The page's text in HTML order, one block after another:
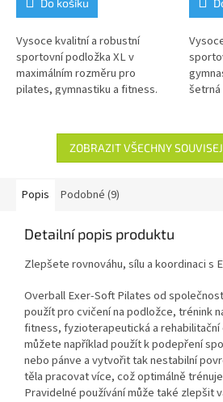
Vysoce kvalitní a robustní
sportovní podložka XL v
maximálním rozměru pro
pilates, gymnastiku a fitness.
Ideální pro každodenní použití.
šetrná
ZOBRAZIT VŠECHNY
Popis Podobné (9)
Detailní popis produktu
Zlepšete rovnováhu, sílu a koordinaci s
Overball Exer-Soft Pilates od
použít pro cvičení na podložce, trénink
fitness, fyzioterapeutická a rehabilitační
můžete například použít k podepření
nebo pánve a vytvořit tak nestabilní
těla pracovat více, což optimálně
Pravidelné používání může také zlepšit